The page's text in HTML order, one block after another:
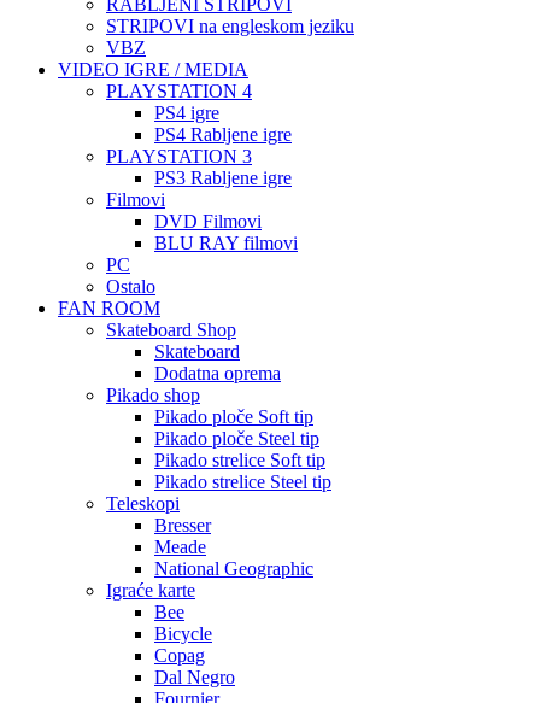
RABLJENI STRIPOVI
STRIPOVI na engleskom jeziku
VBZ
VIDEO IGRE / MEDIA
PLAYSTATION 4
PS4 igre
PS4 Rabljene igre
PLAYSTATION 3
PS3 Rabljene igre
Filmovi
DVD Filmovi
BLU RAY filmovi
PC
Ostalo
FAN ROOM
Skateboard Shop
Skateboard
Dodatna oprema
Pikado shop
Pikado ploče Soft tip
Pikado ploče Steel tip
Pikado strelice Soft tip
Pikado strelice Steel tip
Teleskopi
Bresser
Meade
National Geographic
Igraće karte
Bee
Bicycle
Copag
Dal Negro
Fournier